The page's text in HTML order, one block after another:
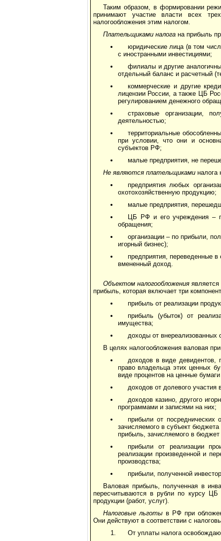
Таким образом, в формировании
принимают участие власти всех
налогообложения этим налогом.
Плательщиками налога на прибыль
юридические лица (в том
с иностранными инвестициями;
филиалы и другие
отдельный баланс и расчетный
коммерческие и другие
лицензии России, а также ЦБ
регулированием денежного
страховые организации,
деятельностью;
территориальные
при условии, что они и
субъектов РФ;
малые предприятия, не
Не являются плательщиками налога
предприятия любых
охотохозяйственную продукцию;
малые предприятия,
ЦБ РФ и его учреждения –
обращения;
организации – по прибыли,
игорный бизнес);
предприятия, переведенные в
вмененный доход.
Объектом налогообложения
прибыль, которая включает три
прибыль от реализации
прибыль (убыток) от
имущества;
доходы от
В целях налогообложения валовая
доходов в виде девидентов,
право владельца этих ценных
виде процентов на ценные
доходов от долевого
доходов казино, другого
программами и записями на них;
прибыли от посреднических
зачисляемого в субъект
прибыль, зачисляемого в
прибыли от реализации
реализации произведенной и
производства;
прибыли, полученной
Валовая прибыль, полученная в
пересчитываются в рубли по курсу
продукции (работ, услуг).
Налоговые льготы в РФ при
Они действуют в соответствии с
От уплаты налога